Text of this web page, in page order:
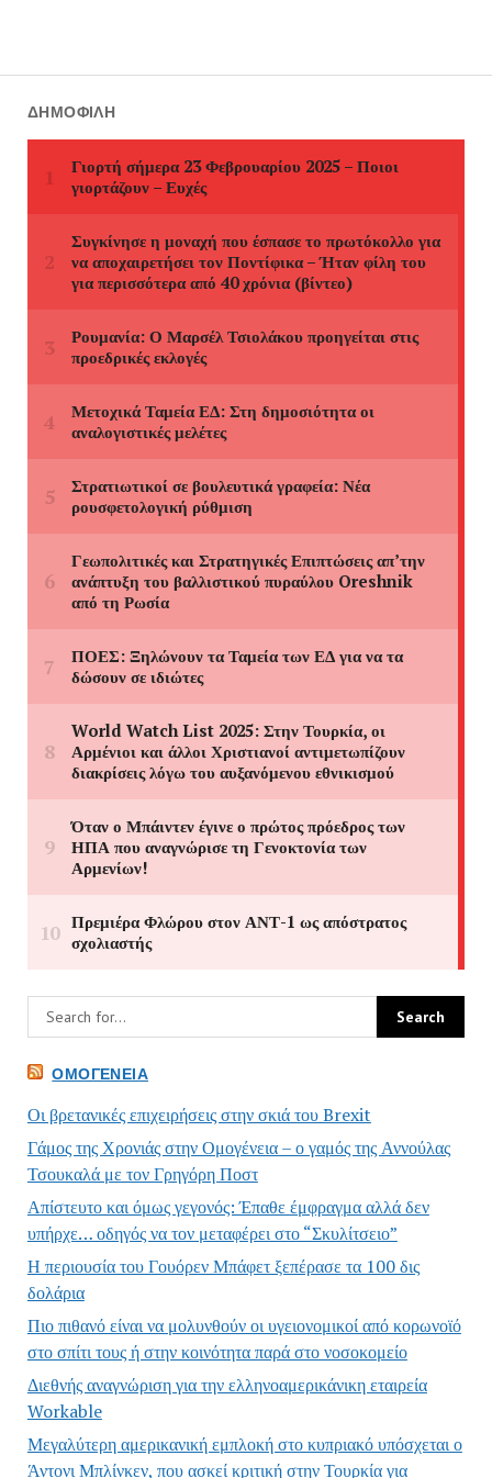
ΔΗΜΟΦΙΛΉ
ΟΜΟΓΈΝΕΙΑ
Οι βρετανικές επιχειρήσεις στην σκιά του Brexit
Γάμος της Χρονιάς στην Ομογένεια – ο γαμός της Αννούλας
Τσουκαλά με τον Γρηγόρη Ποστ
Απίστευτο και όμως γεγονός: Έπαθε έμφραγμα αλλά δεν
υπήρχε… οδηγός να τον μεταφέρει στο “Σκυλίτσειο”
Η περιουσία του Γουόρεν Μπάφετ ξεπέρασε τα 100 δις
δολάρια
Πιο πιθανό είναι να μολυνθούν οι υγειονομικοί από κορωνοϊό
στο σπίτι τους ή στην κοινότητα παρά στο νοσοκομείο
Διεθνής αναγνώριση για την ελληνοαμερικάνικη εταιρεία
Workable
Μεγαλύτερη αμερικανική εμπλοκή στο κυπριακό υπόσχεται ο
Άντονι Μπλίνκεν, που ασκεί κριτική στην Τουρκία για